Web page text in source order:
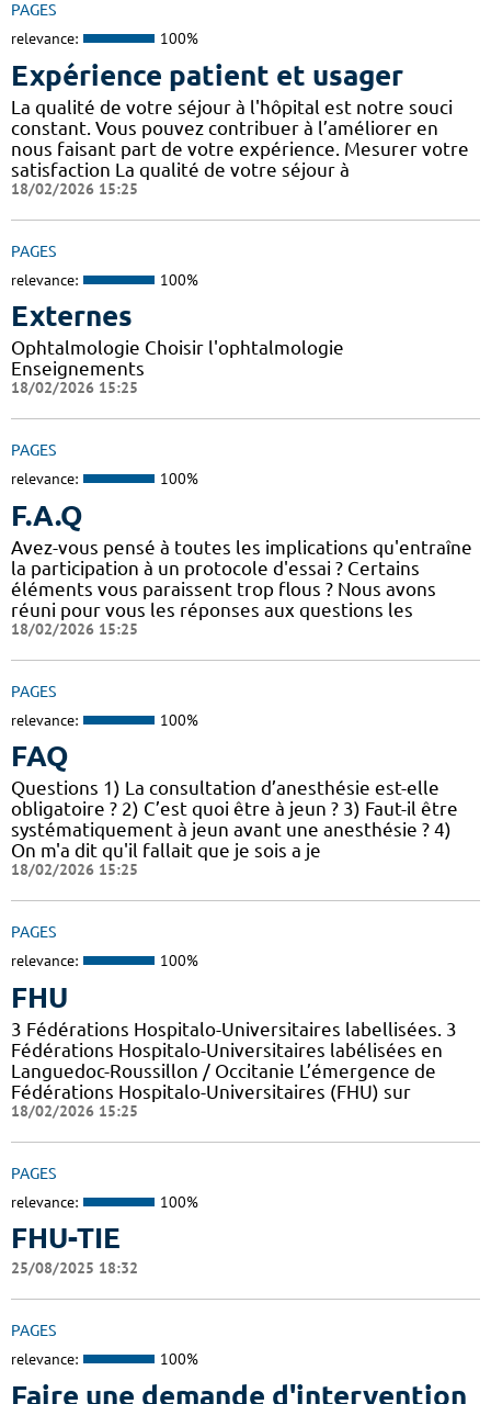
PAGES
relevance: 100%
Expérience patient et usager
La qualité de votre séjour à l'hôpital est notre souci
constant. Vous pouvez contribuer à l’améliorer en
nous faisant part de votre expérience. Mesurer votre
satisfaction La qualité de votre séjour à
18/02/2026 15:25
PAGES
relevance: 100%
Externes
Ophtalmologie Choisir l'ophtalmologie
Enseignements
18/02/2026 15:25
PAGES
relevance: 100%
F.A.Q
Avez-vous pensé à toutes les implications qu'entraîne
la participation à un protocole d'essai ? Certains
éléments vous paraissent trop flous ? Nous avons
réuni pour vous les réponses aux questions les
18/02/2026 15:25
PAGES
relevance: 100%
FAQ
Questions 1) La consultation d’anesthésie est-elle
obligatoire ? 2) C’est quoi être à jeun ? 3) Faut-il être
systématiquement à jeun avant une anesthésie ? 4)
On m'a dit qu'il fallait que je sois a je
18/02/2026 15:25
PAGES
relevance: 100%
FHU
3 Fédérations Hospitalo-Universitaires labellisées. 3
Fédérations Hospitalo-Universitaires labélisées en
Languedoc-Roussillon / Occitanie L’émergence de
Fédérations Hospitalo-Universitaires (FHU) sur
18/02/2026 15:25
PAGES
relevance: 100%
FHU-TIE
25/08/2025 18:32
PAGES
relevance: 100%
Faire une demande d'intervention